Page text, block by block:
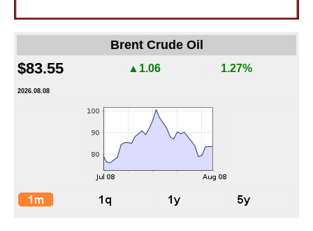
Brent Crude Oil
$83.55 ▲1.06 1.27%
2026.08.08